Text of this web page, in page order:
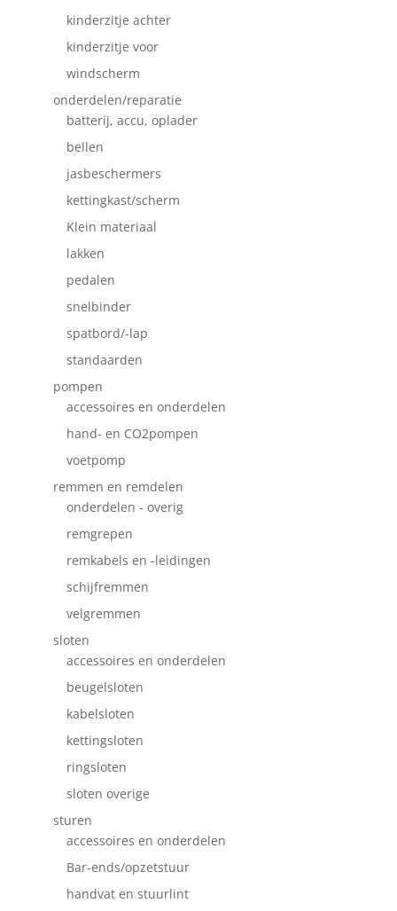
kinderzitje achter
kinderzitje voor
windscherm
onderdelen/reparatie
batterij, accu, oplader
bellen
jasbeschermers
kettingkast/scherm
Klein materiaal
lakken
pedalen
snelbinder
spatbord/-lap
standaarden
pompen
accessoires en onderdelen
hand- en CO2pompen
voetpomp
remmen en remdelen
onderdelen - overig
remgrepen
remkabels en -leidingen
schijfremmen
velgremmen
sloten
accessoires en onderdelen
beugelsloten
kabelsloten
kettingsloten
ringsloten
sloten overige
sturen
accessoires en onderdelen
Bar-ends/opzetstuur
handvat en stuurlint